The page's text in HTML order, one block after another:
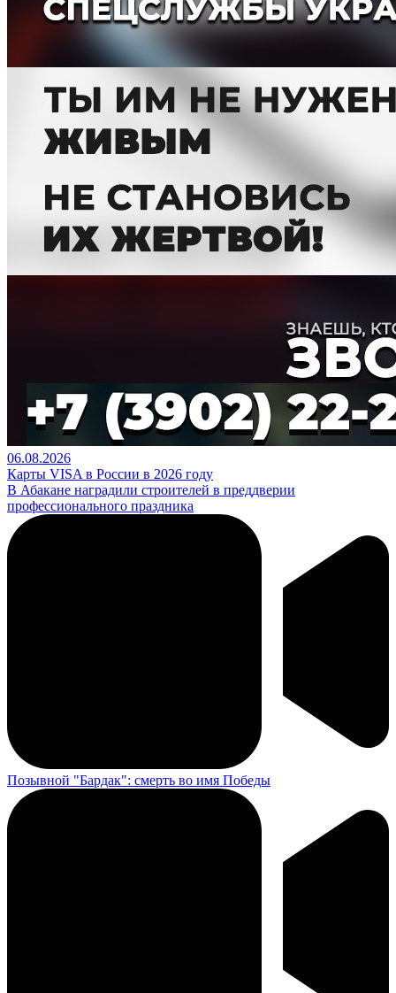
06.08.2026
Карты VISA в России в 2026 году
В Абакане наградили строителей в преддверии
профессионального праздника
Позывной "Бардак": смерть во имя Победы